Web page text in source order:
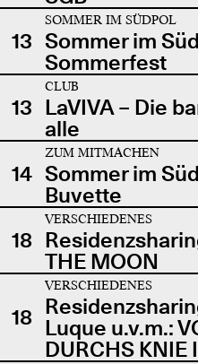
13
SOMMER IM SÜDPOL
Sommer im
Sommerfest
13
CLUB
LaVIVA – Die
alle
14
ZUM MITMACHEN
Sommer im
Buvette
18
VERSCHIEDENES
THE MOON
18
VERSCHIEDENES
Luque u.v.m.:
DURCHS KNIE